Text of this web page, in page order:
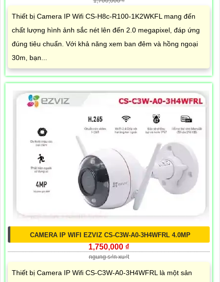
Thiết bị Camera IP Wifi CS-H8c-R100-1K2WKFL mang đến
chất lượng hình ảnh sắc nét lên đến 2.0 megapixel, đáp ứng
đúng tiêu chuẩn. Với khả năng xem ban đêm và hồng ngoại
30m, bạn...
CAMERA IP WIFI EZVIZ CS-C3W-A0-3H4WFRL 4.0MP
1,750,000 ₫
ngung s₫n xu₫t
Thiết bị Camera IP Wifi CS-C3W-A0-3H4WFRL là một sản